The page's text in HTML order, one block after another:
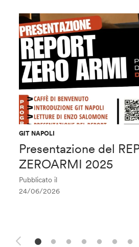
GIT NAPOLI
Presentazione del
ZEROARMI 2025
Pubblicato il
24/06/2026